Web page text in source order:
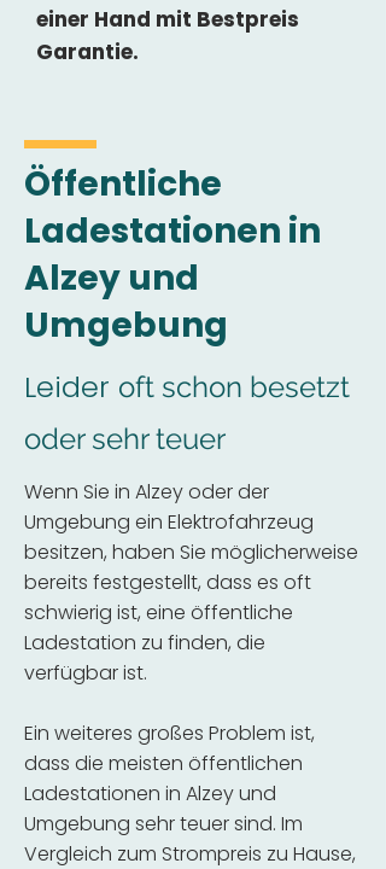
einer Hand mit Bestpreis
Garantie.
Öffentliche
Ladestationen in
Alzey und
Umgebung
Leider oft schon besetzt
oder sehr teuer
Wenn Sie in Alzey oder der
Umgebung ein Elektrofahrzeug
besitzen, haben Sie möglicherweise
bereits festgestellt, dass es oft
schwierig ist, eine öffentliche
Ladestation zu finden, die
verfügbar ist.
Ein weiteres großes Problem ist,
dass die meisten öffentlichen
Ladestationen in Alzey und
Umgebung sehr teuer sind. Im
Vergleich zum Strompreis zu Hause,